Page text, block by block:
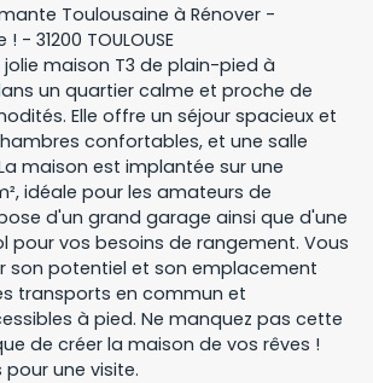
Toulousaine à Rénover -
- 31200 TOULOUSE
maison T3 de plain-pied à
un quartier calme et proche de
Elle offre un séjour spacieux et
confortables, et une salle
maison est implantée sur une
idéale pour les amateurs de
d'un grand garage ainsi que d'une
pour vos besoins de rangement. Vous
son potentiel et son emplacement
transports en commun et
à pied. Ne manquez pas cette
de créer la maison de vos rêves !
une visite.